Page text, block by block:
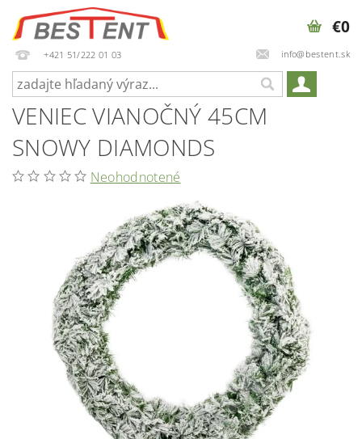
+421 51/222 01 03 info@bestent.sk
€0
VENIEC VIANOČNÝ 45CM
SNOWY DIAMONDS
Neohodnotené